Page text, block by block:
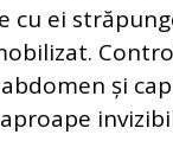
cu ei
și